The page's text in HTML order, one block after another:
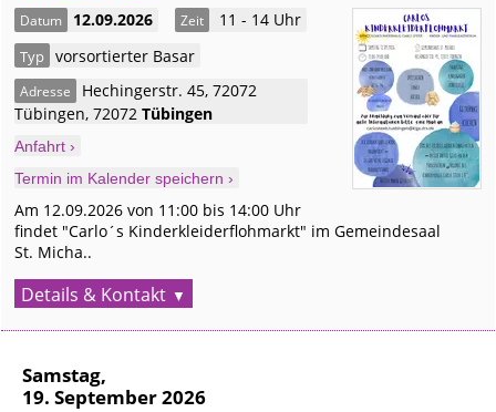
Datum 12.09.2026 Zeit 11 - 14 Uhr
Typ vorsortierter Basar
Adresse
Hechingerstr. 45, 72072
Tübingen,72072Tübingen
Anfahrt ›
Termin im Kalender speichern ›
Am 12.09.2026 von 11:00 bis 14:00 Uhr
findet "Carlo´s Kinderkleiderflohmarkt" im Gemeindesaal
St. Micha..
Details & Kontakt
Samstag,
19. September 2026